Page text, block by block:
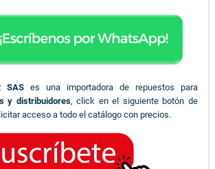
SAS es una importadora de repuestos para
y distribuidores, click en el siguiente botón de
acceso a todo el catálogo con precios.